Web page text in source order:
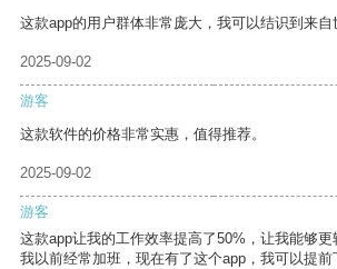
这款app的用户群体非常庞大，我可以结识到来自
2025-09-02
游客
这款软件的价格非常实惠，值得推荐。
2025-09-02
游客
这款app让我的工作效率提高了50%，让我能够更
我以前经常加班，现在有了这个app，我可以提